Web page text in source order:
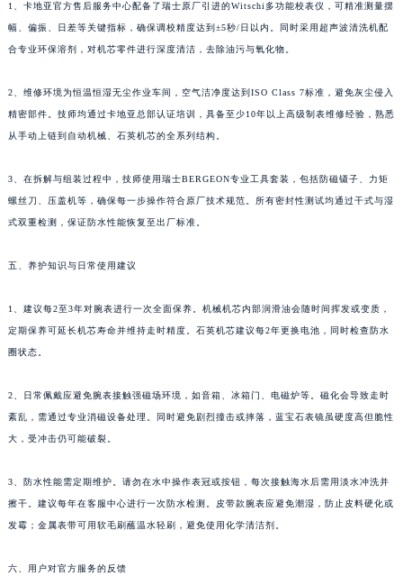
1、卡地亚官方售后服务中心配备了瑞士原厂引进的Witschi多功能校表仪，可精准测量摆
幅、偏振、日差等关键指标，确保调校精度达到±5秒/日以内。同时采用超声波清洗机配
合专业环保溶剂，对机芯零件进行深度清洁，去除油污与氧化物。
2、维修环境为恒温恒湿无尘作业车间，空气洁净度达到ISO Class 7标准，避免灰尘侵入
精密部件。技师均通过卡地亚总部认证培训，具备至少10年以上高级制表维修经验，熟悉
从手动上链到自动机械、石英机芯的全系列结构。
3、在拆解与组装过程中，技师使用瑞士BERGEON专业工具套装，包括防磁镊子、力矩
螺丝刀、压盖机等，确保每一步操作符合原厂技术规范。所有密封性测试均通过干式与湿
式双重检测，保证防水性能恢复至出厂标准。
五、养护知识与日常使用建议
1、建议每2至3年对腕表进行一次全面保养。机械机芯内部润滑油会随时间挥发或变质，
定期保养可延长机芯寿命并维持走时精度。石英机芯建议每2年更换电池，同时检查防水
圈状态。
2、日常佩戴应避免腕表接触强磁场环境，如音箱、冰箱门、电磁炉等。磁化会导致走时
紊乱，需通过专业消磁设备处理。同时避免剧烈撞击或摔落，蓝宝石表镜虽硬度高但脆性
大，受冲击仍可能破裂。
3、防水性能需定期维护。请勿在水中操作表冠或按钮，每次接触海水后需用淡水冲洗并
擦干。建议每年在客服中心进行一次防水检测。皮带款腕表应避免潮湿，防止皮料硬化或
发霉；金属表带可用软毛刷蘸温水轻刷，避免使用化学清洁剂。
六、用户对官方服务的反馈